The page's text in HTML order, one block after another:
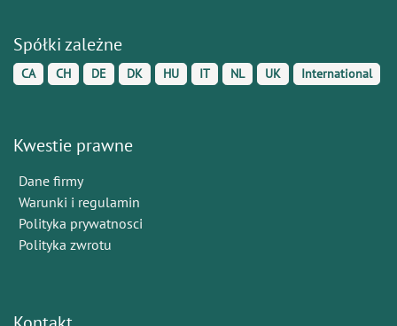
Spółki zależne
CA CH DE DK HU IT NL UK International
Kwestie prawne
Dane firmy
Warunki i regulamin
Polityka prywatnosci
Polityka zwrotu